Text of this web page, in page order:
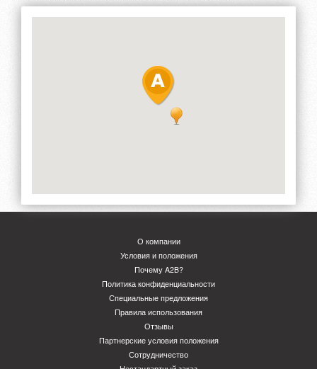
О компании
Условия и положения
Почему A2B?
Политика конфиденциальности
Специальные предложения
Правила использования
Отзывы
Партнерские условия положения
Сотрудничество